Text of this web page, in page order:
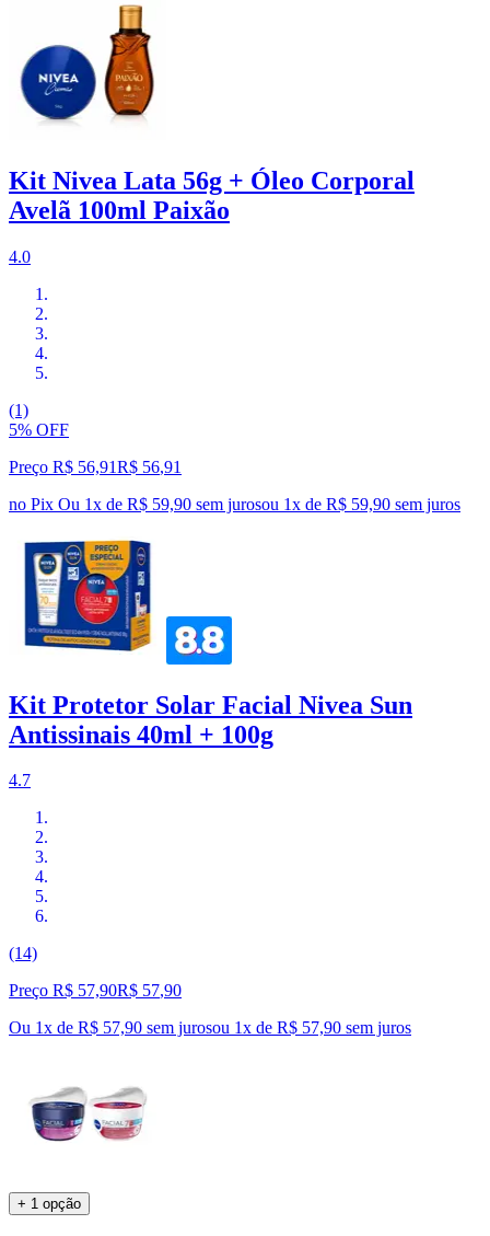
Kit Nivea Lata 56g + Óleo Corporal
Avelã 100ml Paixão
4.0
(1)
5% OFF
Preço R$ 56,91R$ 56,91
no Pix Ou 1x de R$ 59,90 sem jurosou 1x de R$ 59,90 sem juros
Kit Protetor Solar Facial Nivea Sun
Antissinais 40ml + 100g
4.7
(14)
Preço R$ 57,90R$ 57,90
Ou 1x de R$ 57,90 sem jurosou 1x de R$ 57,90 sem juros
+ 1 opção